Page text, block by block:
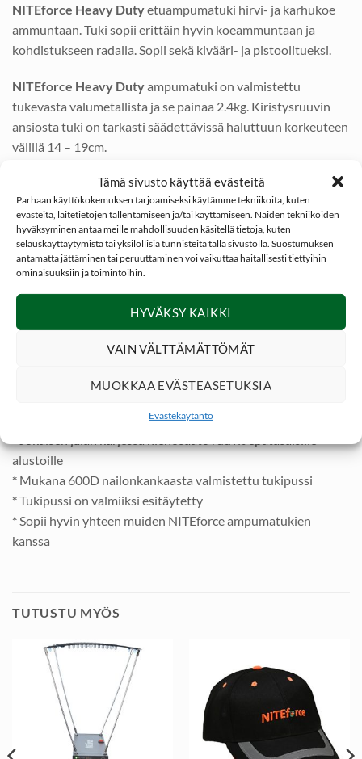
Tämä sivusto käyttää evästeitä
Parhaan käyttökokemuksen tarjoamiseksi käytämme tekniikoita, kuten
evästeitä, laitetietojen tallentamiseen ja/tai käyttämiseen. Näiden tekniikoiden
hyväksyminen antaa meille mahdollisuuden käsitellä tietoja, kuten
selauskäyttäytymistä tai yksilöllisiä tunnisteita tällä sivustolla. Suostumuksen
antamatta jättäminen tai peruuttaminen voi vaikuttaa haitallisesti tiettyihin
ominaisuuksiin ja toimintoihin.
HYVÄKSY KAIKKI
VAIN VÄLTTÄMÄTTÖMÄT
MUOKKAA EVÄSTEASETUKSIA
Evästekäytäntö
NITEforce Heavy Dutyetuampumatuki hirvi- ja karhukoe
ammuntaan. Tuki sopii erittäin hyvin koeammuntaan ja
kohdistukseen radalla. Sopii sekä kivääri- ja pistoolitueksi.
NITEforce Heavy Dutyampumatuki on valmistettu
tukevasta valumetallista ja se painaa 2.4kg. Kiristysruuvin
ansiosta tuki on tarkasti säädettävissä haluttuun korkeuteen
välillä 14 – 19cm.
Tuessa on 3 jalkaa joiden jokaisessa päässä on oma
hienosäätö kärki, mikäli alusta on epätasainen. Kärjet ovat
terävät jolloin saat alustasta hyvän otteen.
NITEforce Heavy Dutyampumatuen mukana tulee 600
Denierin tukevasta nailonkankaasta valmistettu tukipussi,
joka on valmiiksi esitäytetty!
Ampumatuki joka soveltuu kivääri- ja pistoolitueksi
Tukeva 3-jalka metallirakenne
Valumetallirunko
Hyvä ja tarkka korkeussäätö mahdollisuus
alustoille
* Mukana 600D nailonkankaasta valmistettu tukipussi
*Tukipussi on valmiiksi esitäytetty
*Sopii hyvin yhteen muiden NITEforce ampumatukien
kanssa
TUTUSTU MYÖS